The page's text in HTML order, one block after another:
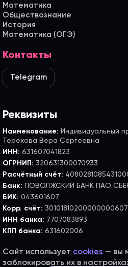
Математика
Обществознание
История
Математика (ОГЭ)
Контакты
Telegram
Реквизиты
Наименование: Индивидуальный
Терехова Вера Сергеевна
ИНН: 631607041823
ОГРНИП: 320631300070933
Расчётный счёт:
Банк: ПОВОЛЖСКИЙ БАНК ПАО
БИК: 043601607
Корр. счёт: 30101810200000000607
ИНН банка: 7707083893
КПП банка: 631602006
Сайт использует cookies — вы
заблокировать их в